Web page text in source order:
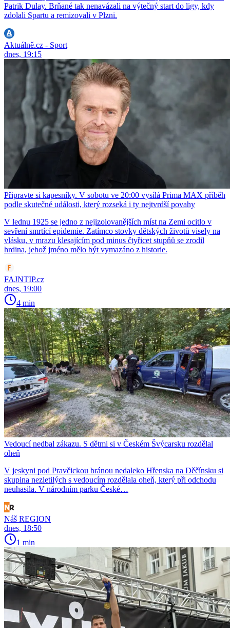
Patrik Dulay. Brňané tak nenavázali na výtečný start do ligy, kdy
zdolali Spartu a remizovali v Plzni.
Aktuálně.cz - Sport
dnes, 19:15
Připravte si kapesníky. V sobotu ve 20:00 vysílá Prima MAX příběh
podle skutečné události, který rozseká i ty nejtvrdší povahy
V lednu 1925 se jedno z nejizolovanějších míst na Zemi ocitlo v
sevření smrtící epidemie. Zatímco stovky dětských životů visely na
vlásku, v mrazu klesajícím pod minus čtyřicet stupňů se zrodil
hrdina, jehož jméno mělo být vymazáno z historie.
FAJNTIP.cz
dnes, 19:00
4 min
Vedoucí nedbal zákazu. S dětmi si v Českém Švýcarsku rozdělal
oheň
V jeskyni pod Pravčickou bránou nedaleko Hřenska na Děčínsku si
skupina nezletilých s vedoucím rozdělala oheň, který při odchodu
neuhasila. V národním parku České…
Náš REGION
dnes, 18:50
1 min